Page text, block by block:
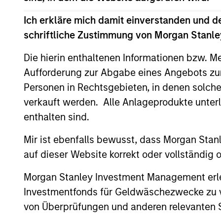
Ich erkläre mich damit einverstanden und
schriftliche Zustimmung von Morgan
Die hierin enthaltenen Informationen bzw.
Aufforderung zur Abgabe eines Angebots
Personen in Rechtsgebieten, in denen
verkauft werden. Alle Anlageprodukte
enthalten sind.
Mir ist ebenfalls bewusst, dass Morgan
auf dieser Website korrekt oder vollständig
Morgan Stanley Investment Management
Investmentfonds für Geldwäschezwecke
von Überprüfungen und anderen relevanten
Variable). (die „Gesellschaft“), die im Großherzogtum
geänderten Fassung registriert ist. Die Gesellschaft ist
Document („KIID“), der Jahres- und Halbjahresbericht
https://www.morganstanley.com/im/msinvf/index.html
Centre, 6B route de Trèves, L-2633 Senningerberg,
Informationen in Bezug auf Nachhaltigkeitsaspekte des
Italienische Anleger sollten darüber hinaus das
Hongkong“ im Verkaufsprospekt beachten.
Général-Dufour, 1204 Genf, Schweiz. Die Schweizer
Beendet die Verwaltungsgesellschaft des
Mit dem Fonds verbundene Begriffe und
Performanceangaben werden auf Basis der
Anteilen anfallen, werden nicht berücksichtigt. Alle